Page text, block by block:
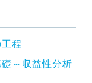
程
礎～収益性分析